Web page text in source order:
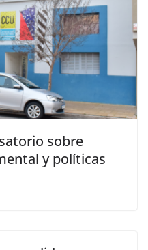
sobre
y políticas